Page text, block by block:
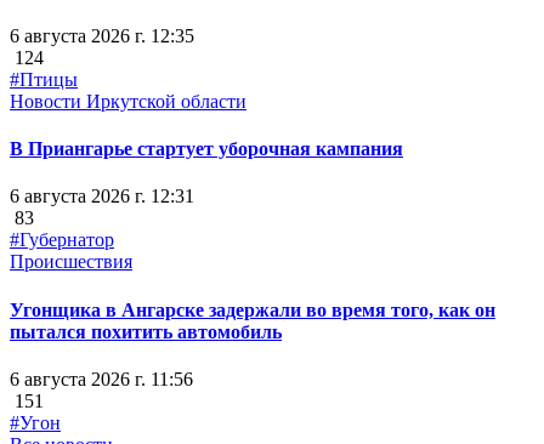
6 августа 2026 г. 12:35
124
#Птицы
Новости Иркутской области
В Приангарье стартует уборочная кампания
6 августа 2026 г. 12:31
83
#Губернатор
Происшествия
Угонщика в Ангарске задержали во время того, как он
пытался похитить автомобиль
6 августа 2026 г. 11:56
151
#Угон